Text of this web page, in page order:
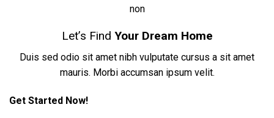
non
Let’s Find Your Dream Home
Duis sed odio sit amet nibh vulputate cursus a sit amet
mauris. Morbi accumsan ipsum velit.
Get Started Now!